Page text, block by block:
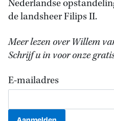
Nederlandse
de landsheer Filips II.
Meer lezen over Willem
Schrijf u in voor onze
E-mailadres